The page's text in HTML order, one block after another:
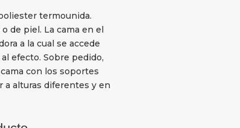
termounida.
de piel. La cama en el
a la cual se accede
efecto. Sobre pedido,
con los soportes
a alturas diferentes y en